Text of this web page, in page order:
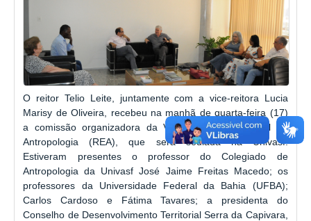
O reitor Telio Leite, juntamente com a vice-reitora Lucia
Marisy de Oliveira, recebeu na manhã de quarta-feira (17)
a comissão organizadora da VIII Reunião Equatorial de
Antropologia (REA), que será sediada na Univasf.
Estiveram presentes o professor do Colegiado de
Antropologia da Univasf José Jaime Freitas Macedo; os
professores da Universidade Federal da Bahia (UFBA);
Carlos Cardoso e Fátima Tavares; a presidenta do
Conselho de Desenvolvimento Territorial Serra da Capivara,